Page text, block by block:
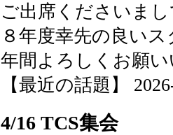
ご出席くださいま
８年度幸先の良い
年間よろしくお願
【最近の話題】
4/16 TCS集会